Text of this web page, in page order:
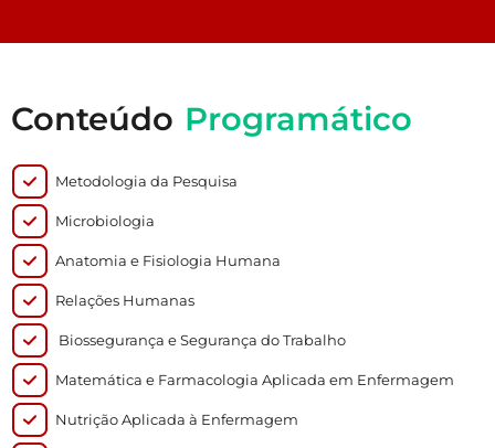
Conteúdo Programático
Metodologia da Pesquisa
Microbiologia
Anatomia e Fisiologia Humana
Relações Humanas
Biossegurança e Segurança do Trabalho
Matemática e Farmacologia Aplicada em Enfermagem
Nutrição Aplicada à Enfermagem